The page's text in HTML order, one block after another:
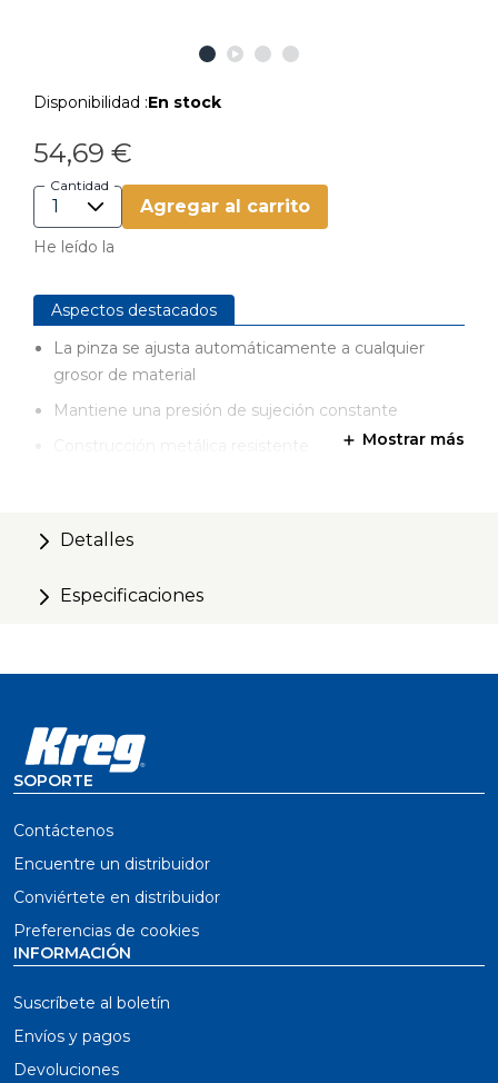
Disponibilidad :En stock
54,69 €
Cantidad
Agregar al carrito
He leído la
Aspectos destacados
La pinza se ajusta automáticamente a cualquier
grosor de material
Mantiene una presión de sujeción constante
Puede girar 360° sobre la plataforma con pinza
Mostrar más
Detalles
Especificaciones
SOPORTE
Contáctenos
Encuentre un distribuidor
Conviértete en distribuidor
Preferencias de cookies
INFORMACIÓN
Suscríbete al boletín
Envíos y pagos
Devoluciones